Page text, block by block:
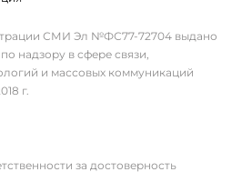
СМИ Эл №ФС77-72704 выдано
надзору в сфере связи,
и массовых коммуникаций
г.
за достоверность